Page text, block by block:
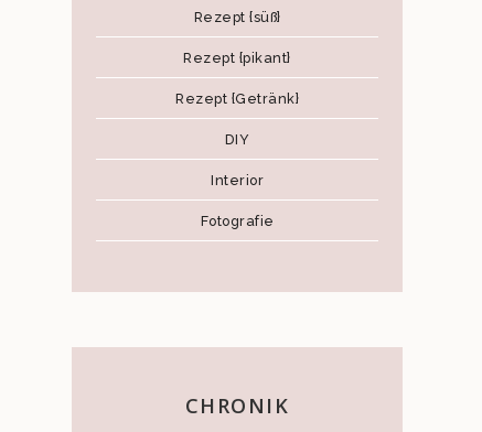
Rezept {süß}
Rezept {pikant}
Rezept {Getränk}
DIY
Interior
Fotografie
CHRONIK